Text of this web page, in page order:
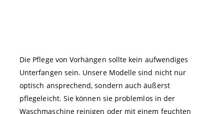
Die Pflege von Vorhängen sollte kein aufwendiges
Unterfangen sein. Unsere Modelle sind nicht nur
optisch ansprechend, sondern auch äußerst
pflegeleicht. Sie können sie problemlos in der
Waschmaschine reinigen oder mit einem feuchten